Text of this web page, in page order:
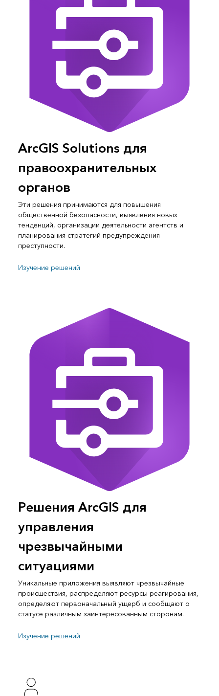
ArcGIS Solutions для
правоохранительных
органов
Эти решения принимаются для повышения
общественной безопасности, выявления новых
тенденций, организации деятельности агентств и
планирования стратегий предупреждения
преступности.
Изучение решений
Решения ArcGIS для
управления
чрезвычайными
ситуациями
Уникальные приложения выявляют чрезвычайные
происшествия, распределяют ресурсы реагирования,
определяют первоначальный ущерб и сообщают о
статусе различным заинтересованным сторонам.
Изучение решений